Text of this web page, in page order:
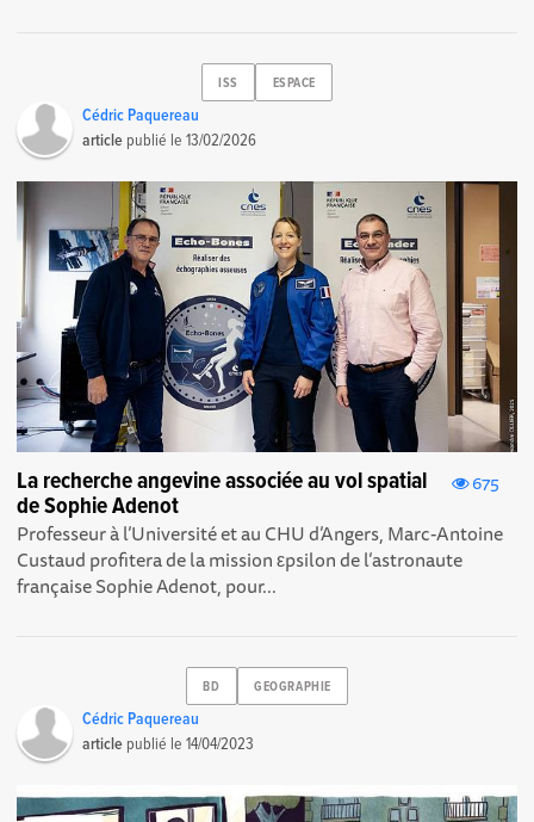
ISS ESPACE
Cédric Paquereau
article publié le13/02/2026
675
La recherche angevine associée au vol spatial
de Sophie Adenot
Professeur à l’Université et au CHU d’Angers, Marc-Antoine
Custaud profitera de la mission εpsilon de l’astronaute
française Sophie Adenot, pour...
BD GEOGRAPHIE
Cédric Paquereau
article publié le14/04/2023